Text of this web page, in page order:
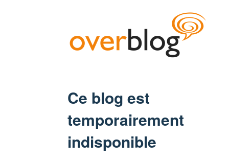
Ce blog est
temporairement
indisponible